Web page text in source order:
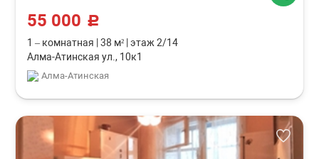
55 000 c
1 – комнатная 38 м² этаж 2/14
Алма-Атинская ул., 10к1
Алма-Атинская